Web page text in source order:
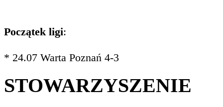
Początek ligi:
* 24.07 Warta Poznań 4-3
STOWARZYSZENIE